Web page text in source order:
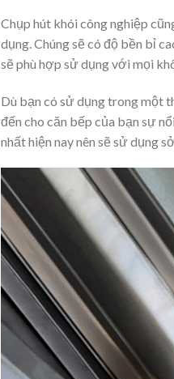
Chụp hút khói công nghiệp
dụng. Chúng sẽ có độ bền bỉ
sẽ phù hợp sử dụng với mọi
Dù bạn có sử dụng trong một
đến cho căn bếp của bạn sự
nhất hiện nay nên sẽ sử dụng